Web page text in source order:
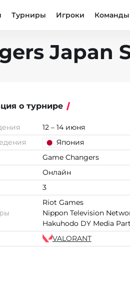
Турниры Игроки Команды
Japan
о турнире
12 – 14 июня
Япония
Game Changers
Онлайн
3
Riot Games
Nippon Television
Hakuhodo DY Media
VALORANT